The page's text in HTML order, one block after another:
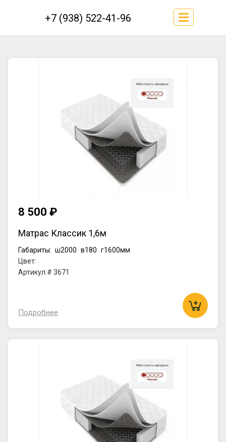
+7 (938) 522-41-96
8 500 ₽
Матрас Классик 1,6м
Габариты: ш2000 в180 г1600мм
Цвет:
Артикул:# 3671
Подробнее